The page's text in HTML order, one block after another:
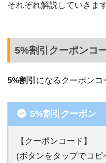
それぞれ解説していきます
5%割引クーポンコ
5%割引 になるクーポンコ
5%割引クーポン
【クーポンコード】
(ボタンをタップでコピ